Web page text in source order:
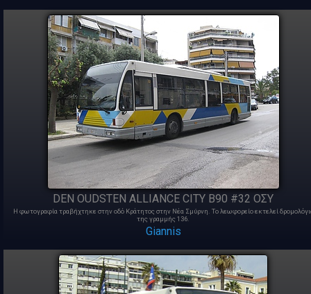
DEN OUDSTEN ALLIANCE CITY B90 #32 ΟΣΥ
Η φωτογραφία τραβήχτηκε στην οδό Κράτητος στην Νέα Σμύρνη. Το λεωφορείο εκτελεί
της γραμμής 136.
Giannis